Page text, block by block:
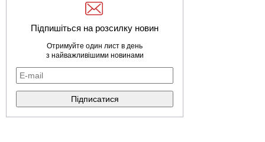
Підпишіться на розсилку новин
Отримуйте один лист в день
з найважливішими новинами